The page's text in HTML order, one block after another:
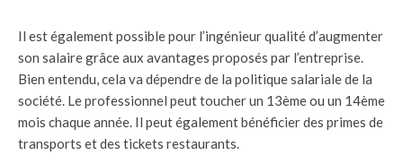
Il est également possible pour l’ingénieur qualité d’augmenter
son salaire grâce aux avantages proposés par l’entreprise.
Bien entendu, cela va dépendre de la politique salariale de la
société. Le professionnel peut toucher un 13ème ou un 14ème
mois chaque année. Il peut également bénéficier des primes de
transports et des tickets restaurants.